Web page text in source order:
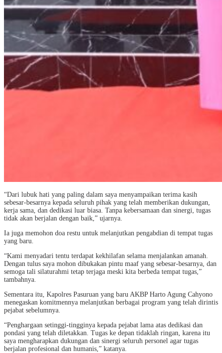
“Dari lubuk hati yang paling dalam saya menyampaikan terima kasih
sebesar-besarnya kepada seluruh pihak yang telah memberikan dukungan,
kerja sama, dan dedikasi luar biasa. Tanpa kebersamaan dan sinergi, tugas
tidak akan berjalan dengan baik,” ujarnya.
Ia juga memohon doa restu untuk melanjutkan pengabdian di tempat tugas
yang baru.
“Kami menyadari tentu terdapat kekhilafan selama menjalankan amanah.
Dengan tulus saya mohon dibukakan pintu maaf yang sebesar-besarnya, dan
semoga tali silaturahmi tetap terjaga meski kita berbeda tempat tugas,”
tambahnya.
Sementara itu, Kapolres Pasuruan yang baru AKBP Harto Agung Cahyono
menegaskan komitmennya melanjutkan berbagai program yang telah dirintis
pejabat sebelumnya.
“Penghargaan setinggi-tingginya kepada pejabat lama atas dedikasi dan
pondasi yang telah diletakkan. Tugas ke depan tidaklah ringan, karena itu
saya mengharapkan dukungan dan sinergi seluruh personel agar tugas
berjalan profesional dan humanis,” katanya.